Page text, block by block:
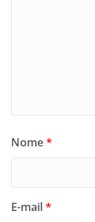
Nome*
E-mail*